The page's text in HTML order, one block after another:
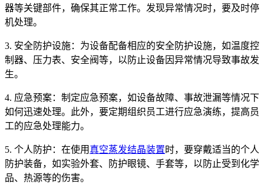
器等关键部件，确保其正常工作。发现异常情况时，要及时停
机处理。
3. 安全防护设施：为设备配备相应的安全防护设施，如温度控
制器、压力表、安全阀等，以防止设备因异常情况导致事故发
生。
4. 应急预案：制定应急预案，如设备故障、事故泄漏等情况下
如何迅速处理。此外，要定期组织员工进行应急演练，提高员
工的应急处理能力。
5. 个人防护：在使用 真空蒸发结晶装置时，要穿戴适当的个人
防护装备，如实验外套、防护眼镜、手套等，以防止受到化学
品、热源等的伤害。